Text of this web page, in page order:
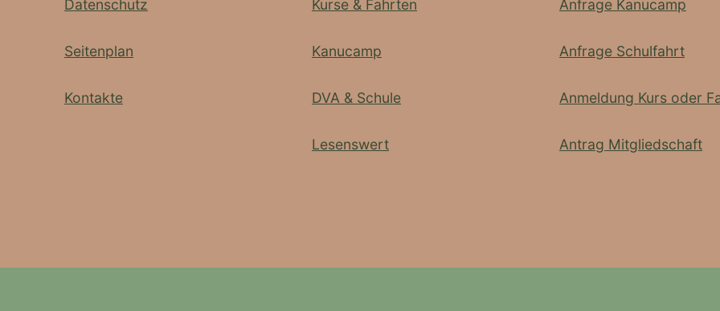
Datenschutz
Seitenplan
Kontakte
Kurse & Fahrten
Kanucamp
DVA & Schule
Lesenswert
Anfrage Kanucamp
Anfrage Schulfahrt
Anmeldung Kurs oder
Antrag Mitgliedschaft